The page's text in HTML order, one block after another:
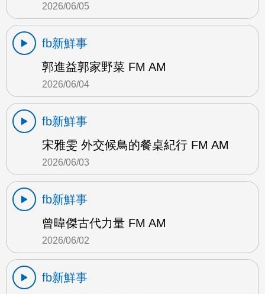
2026/06/05
fb新鮮事
郭進益郭家野菜 FM AM
2026/06/04
fb新鮮事
宋雅雯 外交候鳥的餐桌紀行 FM AM
2026/06/03
fb新鮮事
曾暐傑古代力量 FM AM
2026/06/02
fb新鮮事